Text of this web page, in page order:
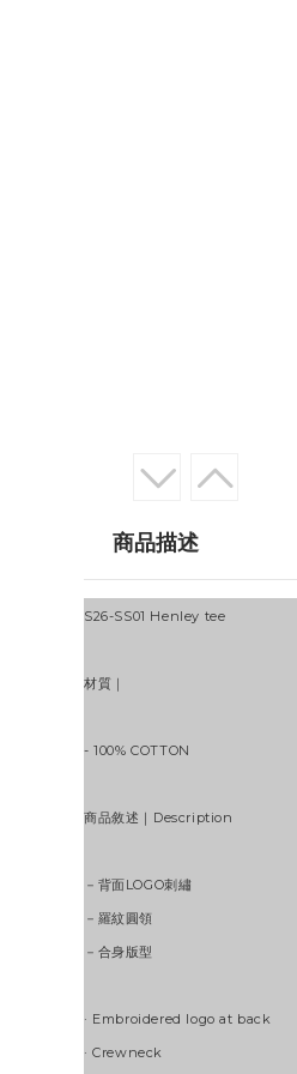
商品描述
S26-SS01 Henley tee
材質｜
- 100% COTTON
商品敘述｜Description
－背面LOGO刺繡
－羅紋圓領
－合身版型
· Embroidered logo at back
·Crewneck